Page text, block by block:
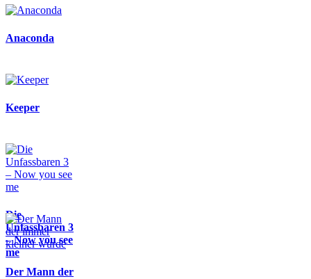
Anaconda
Keeper
Die
Unfassbaren 3
– Now you see
me
Der Mann der